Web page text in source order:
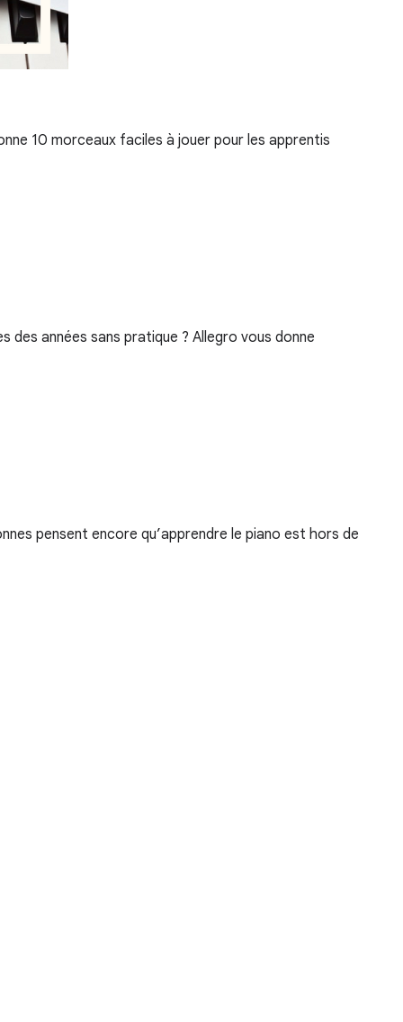
10 morceaux faciles à jouer pour les apprentis
années sans pratique ? Allegro vous donne
pensent encore qu’apprendre le piano est hors de